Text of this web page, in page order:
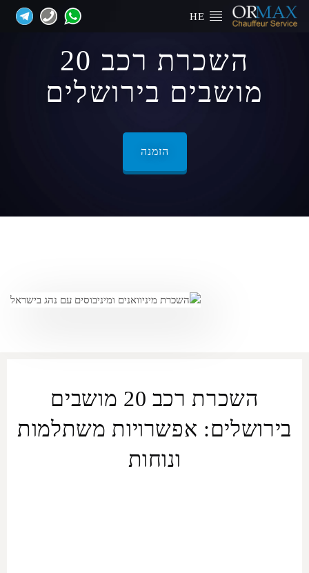
HE
השכרת רכב 20
מושבים בירושלים
הזמנה
השכרת רכב 20 מושבים
בירושלים: אפשרויות משתלמות
ונוחות